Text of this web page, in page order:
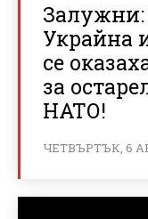
Украйна
се
за
НАТО!
ЧЕТВЪРТЪК, 6